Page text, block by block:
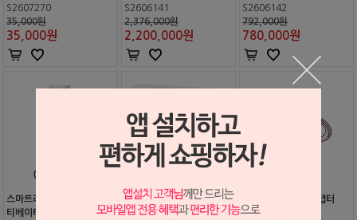
S2607270
35,000원
35,000원
S2606141
2,376,000원
2,200,000원
S2606142
792,000원
780,000원
스마트라이트 프로 엔도액
티베이터 팁
스마트라이트 프로 엔도액
티베이터 베리어 슬리브 (#
EQ-V 풀 킷트용 어댑터